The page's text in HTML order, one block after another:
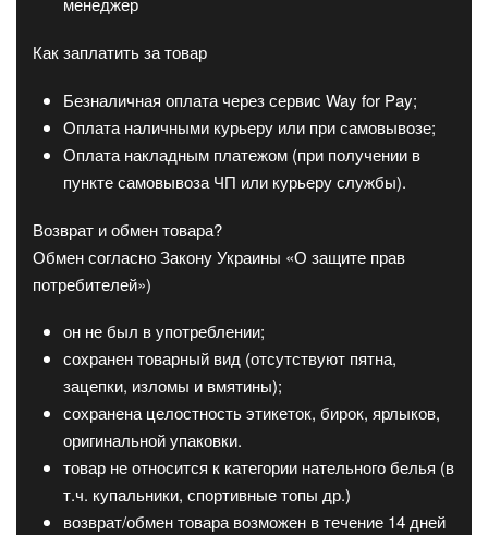
Как заплатить за товар
Безналичная оплата через сервис Way for Pay;
Оплата наличными курьеру или при самовывозе;
Оплата накладным платежом (при получении в
пункте самовывоза ЧП или курьеру службы).
Возврат и обмен товара?
Обмен согласно Закону Украины «О защите прав
потребителей»)
он не был в употреблении;
сохранен товарный вид (отсутствуют пятна,
зацепки, изломы и вмятины);
сохранена целостность этикеток, бирок, ярлыков,
оригинальной упаковки.
товар не относится к категории нательного белья (в
т.ч. купальники, спортивные топы др.)
возврат/обмен товара возможен в течение 14 дней